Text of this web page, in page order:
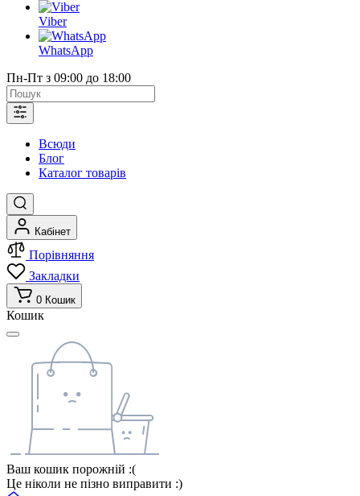
Viber
WhatsApp
Пн-Пт з 09:00 до 18:00
Всюди
Блог
Каталог товарів
Кабінет
Порівняння
Закладки
0 Кошик
Кошик
Ваш кошик порожній :(
Це ніколи не пізно виправити :)